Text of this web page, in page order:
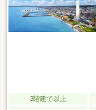
3階建て以上